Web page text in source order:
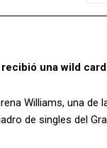
una wild
Williams, una
de singles del